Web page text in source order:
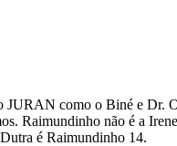
JURAN como o Biné e Dr.
Raimundinho não é a
é Raimundinho 14.